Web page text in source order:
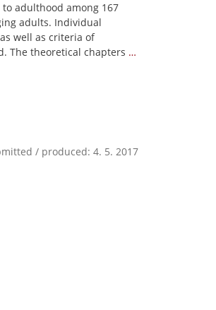
adulthood among 167
adults. Individual
well as criteria of
The theoretical chapters …
/ produced: 4. 5. 2017